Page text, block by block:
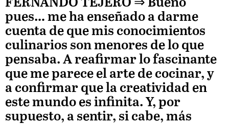
pues… me ha enseñado a darme
cuenta de que mis conocimientos
culinarios son menores de lo que
pensaba. A reafirmar lo fascinante
que me parece el arte de cocinar, y
a confirmar que la creatividad en
este mundo es infinita. Y, por
supuesto, a sentir, si cabe, más